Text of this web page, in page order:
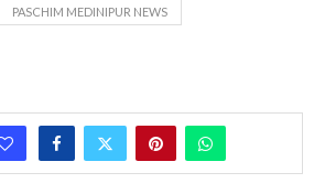
PASCHIM MEDINIPUR NEWS